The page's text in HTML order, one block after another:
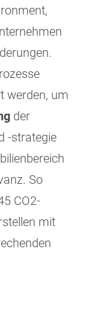
werden, um
der
-strategie
So
CO2-
mit